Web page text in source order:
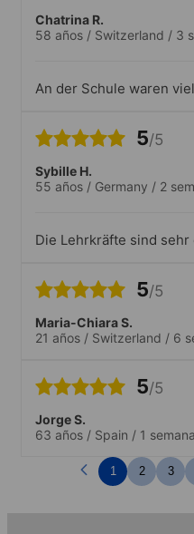
participé en una
la excursión a Vietri,
Chatrina R.
58 años / Switzerland / 3
An der Schule waren
Das angebotenen
gibt für alle etwas
Team beim Empfang
persönlich begrüsst
5/5
Sybille H.
55 años / Germany / 2
Die Lehrkräfte sind
5/5
Maria-Chiara S.
21 años / Switzerland / 6
5/5
Jorge S.
63 años / Spain / 1 semana
1 2 3